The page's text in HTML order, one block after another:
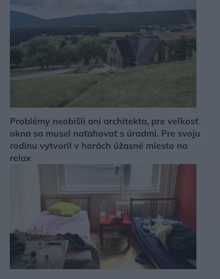
Problémy neobišli ani architekta, pre veľkosť
okna sa musel naťahovať s úradmi. Pre svoju
rodinu vytvoril v horách úžasné miesto na
relax